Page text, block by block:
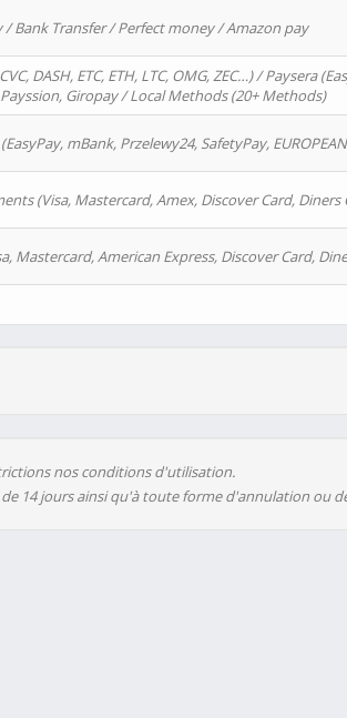
Bank Transfer / Perfect money / Amazon pay
DASH, ETC, ETH, LTC, OMG, ZEC…) / Paysera
Giropay / Local Methods (20+ Methods)
mBank, Przelewy24, SafetyPay,
(Visa, Mastercard, Amex, Discover Card, Diners
Mastercard, American Express, Discover Card,
nos conditions d'utilisation.
14 jours ainsi qu'à toute forme d'annulation ou